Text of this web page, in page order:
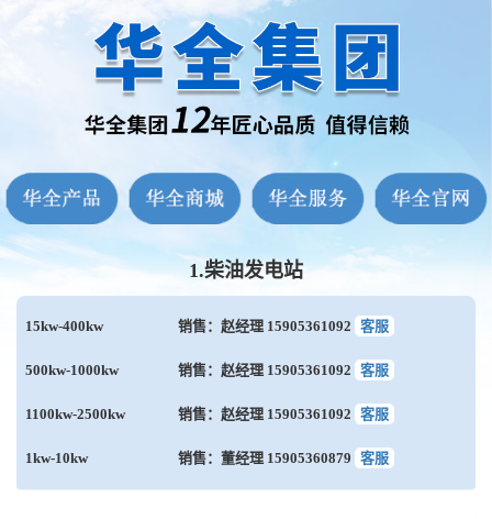
1.柴油发电站
15kw-400kw
500kw-1000kw
1100kw-2500kw
1kw-10kw
销售：赵经理 15905361092 客服
销售：赵经理 15905361092 客服
销售：赵经理 15905361092 客服
销售：董经理 15905360879 客服